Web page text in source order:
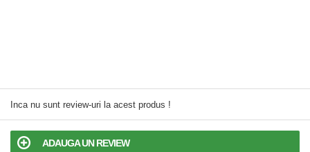
Inca nu sunt review-uri la acest produs !
ADAUGA UN REVIEW